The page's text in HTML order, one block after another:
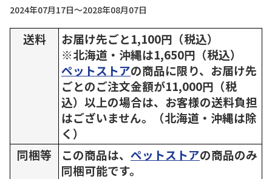
2024年07月17日～2028年08月07日
送料
お届け先ごと1,100円（税込）
※北海道・沖縄は1,650円（税込）
ペットストアの商品に限り、お届け先
ごとのご注文金額が11,000円（税
込）以上の場合は、お客様の送料負担
はございません。（北海道・沖縄は除
く）
同梱等
この商品は、 ペットストアの商品のみ
同梱可能です。